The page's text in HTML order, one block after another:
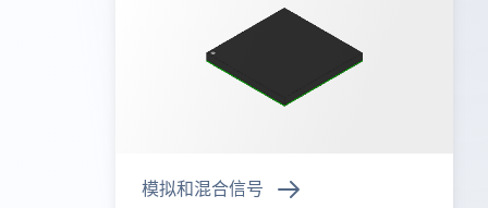
模拟和混合信号